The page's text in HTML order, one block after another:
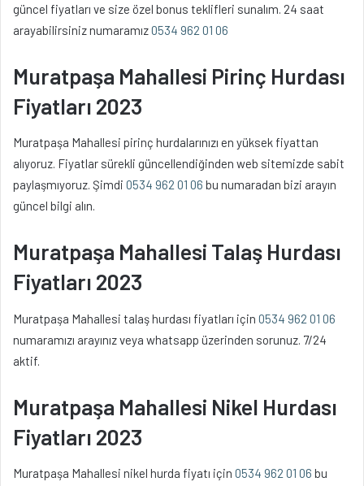
güncel fiyatları ve size özel bonus teklifleri sunalım. 24 saat
arayabilirsiniz numaramız0534 962 01 06
Muratpaşa Mahallesi Pirinç Hurdası
Fiyatları 2023
Muratpaşa Mahallesi pirinç hurdalarınızı en yüksek fiyattan
alıyoruz. Fiyatlar sürekli güncellendiğinden web sitemizde sabit
paylaşmıyoruz. Şimdi 0534 962 01 06 bu numaradan bizi arayın
güncel bilgi alın.
Muratpaşa Mahallesi Talaş Hurdası
Fiyatları 2023
Muratpaşa Mahallesi talaş hurdası fiyatları için 0534 962 01 06
numaramızı arayınız veya whatsapp üzerinden sorunuz. 7/24
aktif.
Muratpaşa Mahallesi Nikel Hurdası
Fiyatları 2023
Muratpaşa Mahallesi nikel hurda fiyatı için 0534 962 01 06 bu